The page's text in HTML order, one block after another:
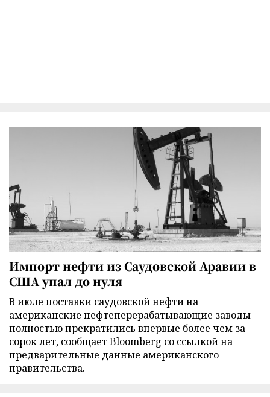
Импорт нефти из Саудовской Аравии в
США упал до нуля
В июле поставки саудовской нефти на
американские нефтеперерабатывающие заводы
полностью прекратились впервые более чем за
сорок лет, сообщает Bloomberg со ссылкой на
предварительные данные американского
правительства.